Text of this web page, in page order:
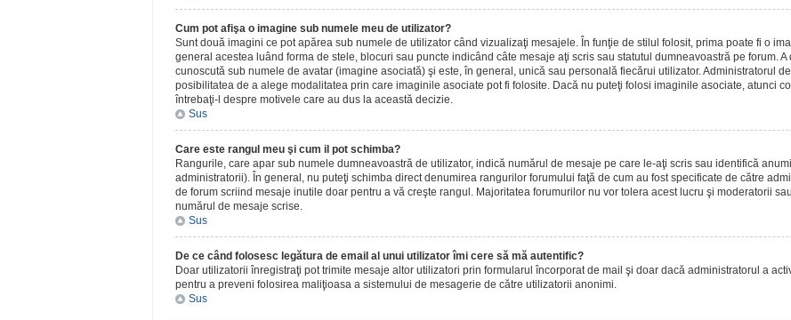
Cum pot afişa o imagine sub numele meu de utilizator?
Sunt două imagini ce pot apărea sub numele de utilizator când vizualizaţi mesajele. În funţie de stilul folosit, prima poate fi o
general acestea luând forma de stele, blocuri sau puncte indicând câte mesaje aţi scris sau statutul dumneavoastră pe forum.
cunoscută sub numele de avatar (imagine asociată) şi este, în general, unică sau personală fiecărui utilizator. Administratorul
posibilitatea de a alege modalitatea prin care imaginile asociate pot fi folosite. Dacă nu puteţi folosi imaginile asociate, atunci
întrebaţi-l despre motivele care au dus la această decizie.
Sus
Care este rangul meu şi cum il pot schimba?
Rangurile, care apar sub numele dumneavoastră de utilizator, indică numărul de mesaje pe care le-aţi scris sau identifică
administratorii). În general, nu puteţi schimba direct denumirea rangurilor forumului faţă de cum au fost specificate de către
de forum scriind mesaje inutile doar pentru a vă creşte rangul. Majoritatea forumurilor nu vor tolera acest lucru şi moderatorii
numărul de mesaje scrise.
Sus
De ce când folosesc legătura de email al unui utilizator îmi cere să mă autentific?
Doar utilizatorii înregistraţi pot trimite mesaje altor utilizatori prin formularul încorporat de mail şi doar dacă administratorul a
pentru a preveni folosirea maliţioasa a sistemului de mesagerie de către utilizatorii anonimi.
Sus